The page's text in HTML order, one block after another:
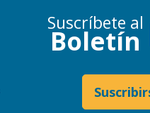
Suscríbete al
Boletín